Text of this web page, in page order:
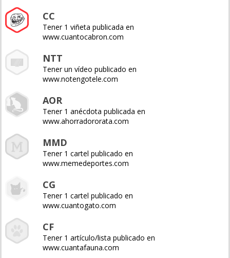
CC
Tener 1 viñeta publicada en
www.cuantocabron.com
NTT
Tener un vídeo publicado en
www.notengotele.com
AOR
Tener 1 anécdota publicada en
www.ahorradororata.com
MMD
Tener 1 cartel publicado en
www.memedeportes.com
CG
Tener 1 cartel publicado en
www.cuantogato.com
CF
Tener 1 artículo/lista publicado en
www.cuantafauna.com